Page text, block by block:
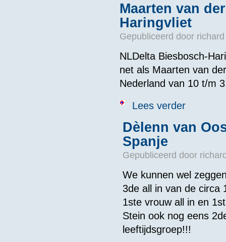
Maarten van
Haringvliet
Gepubliceerd door
NLDelta Biesbosch-
net als Maarten van
Nederland van 10 t/m
Lees verderover Maarten
Dèlenn van
Spanje
Gepubliceerd door
We kunnen wel
3de all in van de circa
1ste vrouw all in en
Stein ook nog eens
leeftijdsgroep!!!